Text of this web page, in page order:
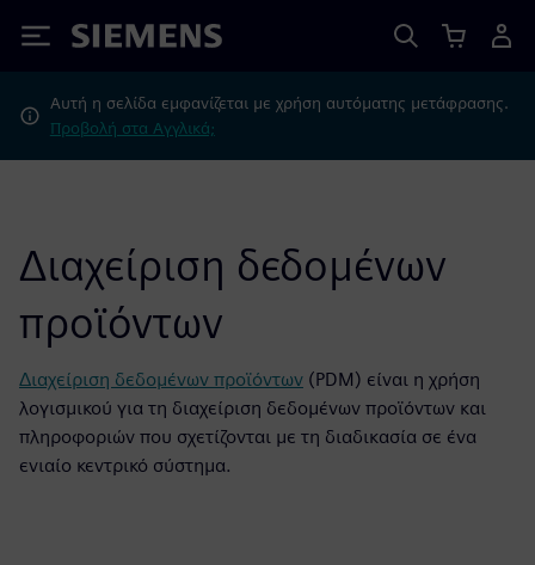
Siemens
Αυτή η σελίδα εμφανίζεται με χρήση αυτόματης μετάφρασης.
Προβολή στα Αγγλικά;
Διαχείριση δεδομένων
προϊόντων
Διαχείριση δεδομένων προϊόντων (PDM) είναι η χρήση
λογισμικού για τη διαχείριση δεδομένων προϊόντων και
πληροφοριών που σχετίζονται με τη διαδικασία σε ένα
ενιαίο κεντρικό σύστημα.